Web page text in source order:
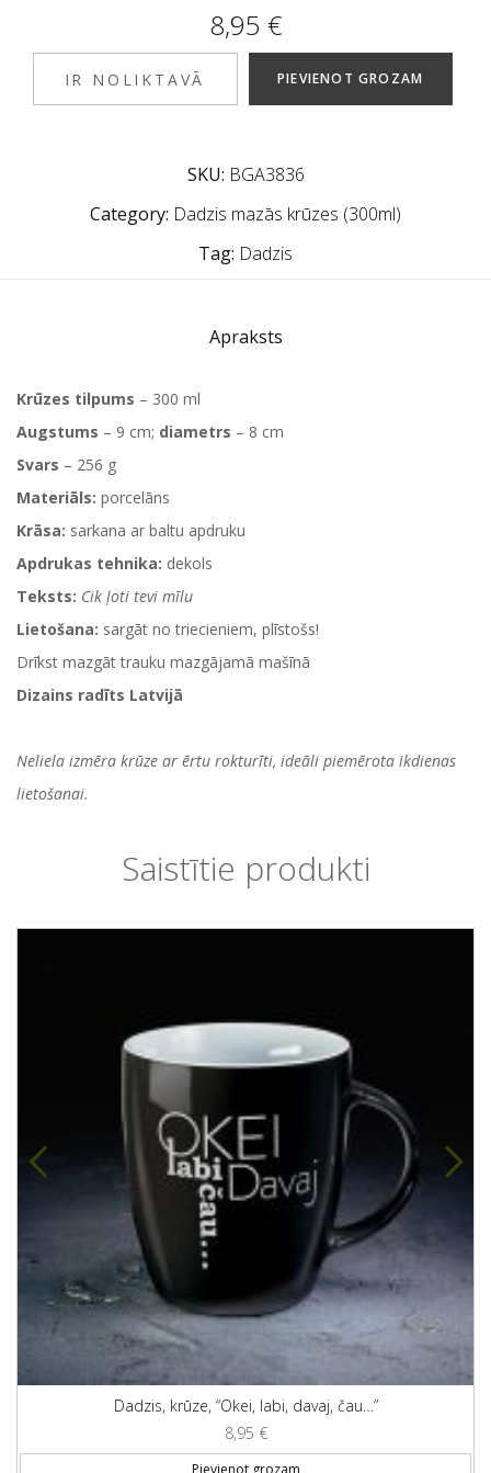
8,95 €
IR NOLIKTAVĀ PIEVIENOT GROZAM
SKU: BGA3836
Category: Dadzis mazās krūzes (300ml)
Tag: Dadzis
Apraksts
Krūzes tilpums – 300 ml
Augstums – 9 cm; diametrs – 8 cm
Svars – 256 g
Materiāls: porcelāns
Krāsa: sarkana ar baltu apdruku
Apdrukas tehnika: dekols
Teksts: Cik ļoti tevi mīlu
Lietošana: sargāt no triecieniem, plīstošs!
Drīkst mazgāt trauku mazgājamā mašīnā
Dizains radīts Latvijā
Neliela izmēra krūze ar ērtu rokturīti, ideāli piemērota ikdienas
lietošanai.
Saistītie produkti
Dadzis, krūze, “Okei, labi, davaj, čau…”
8,95 €